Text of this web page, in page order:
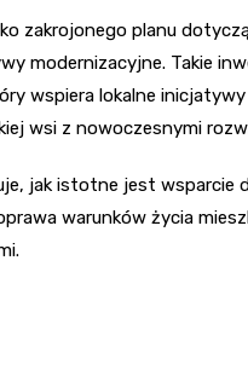
zakrojonego planu
modernizacyjne. Takie
wspiera lokalne
wsi z nowoczesnymi
jak istotne jest
warunków życia